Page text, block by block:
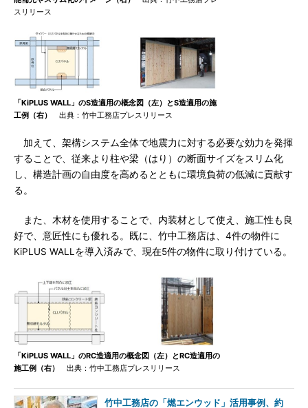
スリリース
「KiPLUS WALL」のS造適用の概念図（左）とS造適用の施
工例（右）
出典：竹中工務店プレスリリース
加えて、架構システム全体で地震力に対する必要な効力を発揮
することで、従来より柱や梁（はり）の断面サイズをスリム化
し、構造計画の自由度を高めるとともに環境負荷の低減に貢献す
る。
また、木材を使用することで、内装材として使え、施工性も良
好で、意匠性にも優れる。既に、竹中工務店は、4件の物件に
KiPLUS WALLを導入済みで、現在5件の物件に取り付けている。
「KiPLUS WALL」のRC造適用の概念図（左）とRC造適用の
施工例（右）
出典：竹中工務店プレスリリース
竹中工務店の「燃エンウッド」活用事例、約